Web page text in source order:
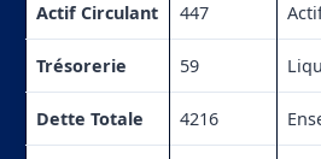
Actif Circulant 447
Trésorerie 59
Dette Totale 4216